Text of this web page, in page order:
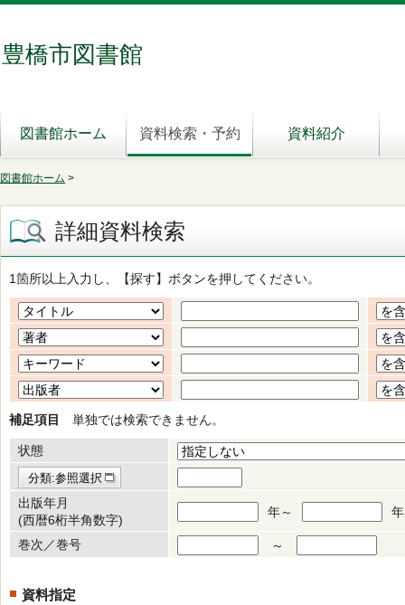
豊橋市図書館
図書館ホーム 資料検索・予約 資料紹介
図書館ホーム >
詳細資料検索
1箇所以上入力し、【探す】ボタンを押してください。
補足項目 単独では検索できません。
状態
分類:参照選択
出版年月
(西暦6桁半角数字)
年～ 年
巻次／巻号 ～
資料指定